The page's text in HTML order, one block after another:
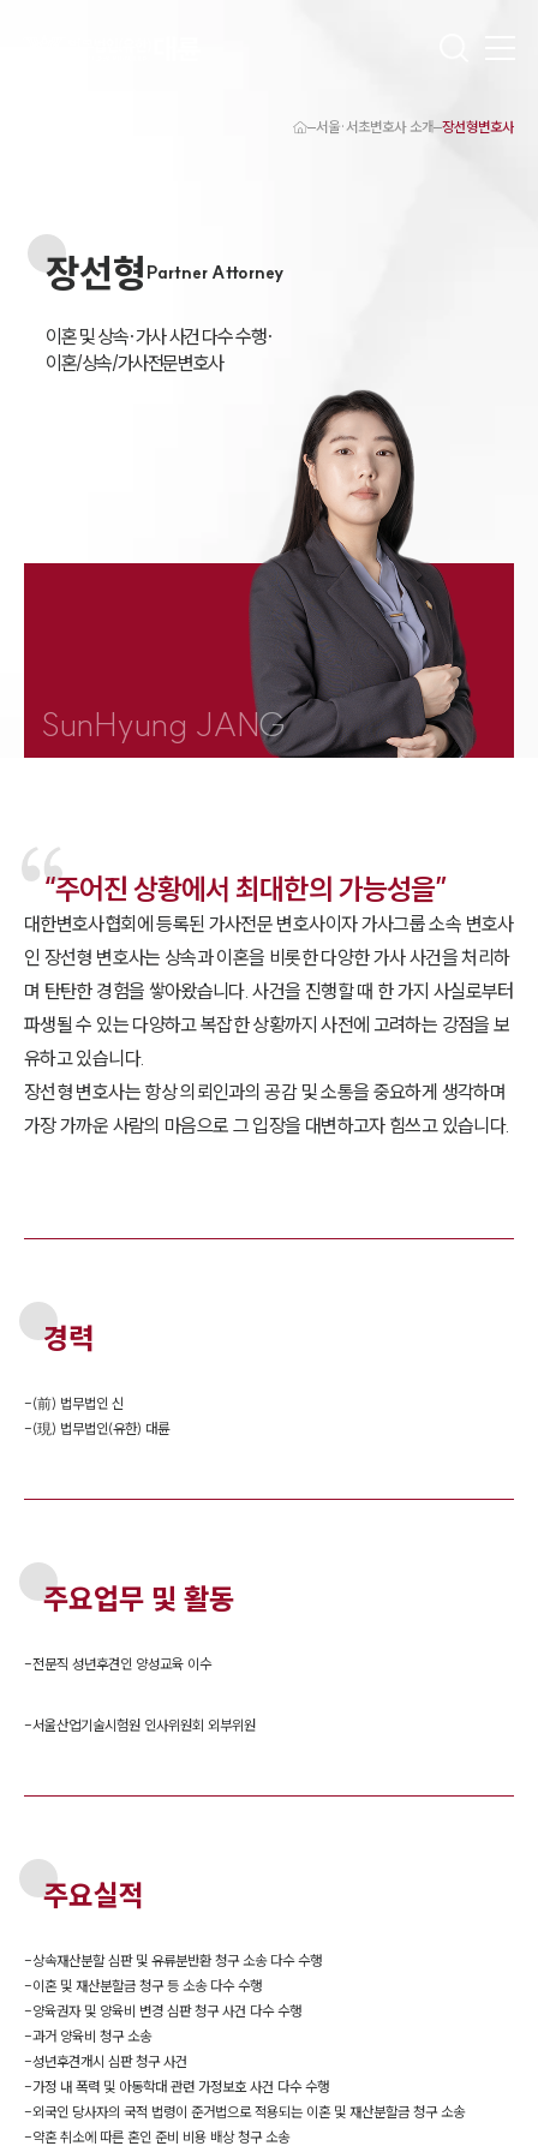
서초이혼전문변호사
서초학교폭력변호사
서초부동산변호사
서초변호사 업무분야
서초변호사 주요 업무사례
서울·서초변호사 소개 장선형변호사
Partner Attorney
장선형
이혼 및 상속·가사 사건 다수 수행·
이혼/상속/가사전문변호사
SunHyung JANG
“주어진 상황에서 최대한의 가능성을”
대한변호사협회에 등록된 가사전문 변호사이자 가사그룹 소속 변호사
인 장선형 변호사는 상속과 이혼을 비롯한 다양한 가사 사건을 처리하
며 탄탄한 경험을 쌓아왔습니다. 사건을 진행할 때 한 가지 사실로부터
파생될 수 있는 다양하고 복잡한 상황까지 사전에 고려하는 강점을 보
유하고 있습니다.
장선형 변호사는 항상 의뢰인과의 공감 및 소통을 중요하게 생각하며
가장 가까운 사람의 마음으로 그 입장을 대변하고자 힘쓰고 있습니다.
경력
-(前) 법무법인 신
-(現) 법무법인(유한) 대륜
주요업무 및 활동
-전문직 성년후견인 양성교육 이수
-서울산업기술시험원 인사위원회 외부위원
주요실적
-상속재산분할 심판 및 유류분반환 청구 소송 다수 수행
-이혼 및 재산분할금 청구 등 소송 다수 수행
-양육권자 및 양육비 변경 심판 청구 사건 다수 수행
-과거 양육비 청구 소송
-성년후견개시 심판 청구 사건
-가정 내 폭력 및 아동학대 관련 가정보호 사건 다수 수행
-외국인 당사자의 국적 법령이 준거법으로 적용되는 이혼 및 재산분할금 청구 소송
-약혼 취소에 따른 혼인 준비 비용 배상 청구 소송